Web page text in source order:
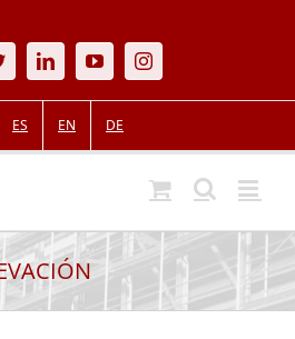
TwitterLinkedInYouTubeInstagram
ES EN DE